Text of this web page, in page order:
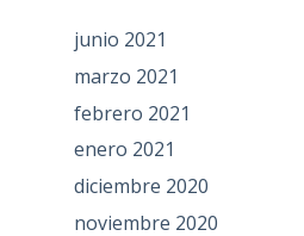
junio 2021
marzo 2021
febrero 2021
enero 2021
diciembre 2020
noviembre 2020